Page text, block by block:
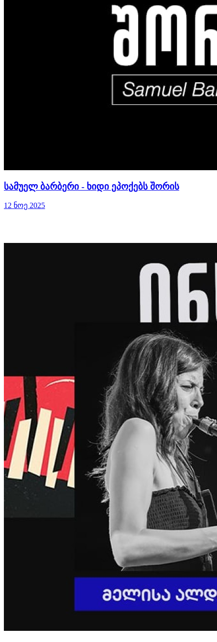
სამუელ ბარბერი - ხიდი ეპოქებს შორის
12 ნოე 2025